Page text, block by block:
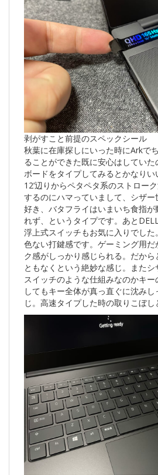
剥がすこと前提のスペックシール
秋葉に在庫探しにいった時にArkで
ることができた既に安心はしてい
ボードをタイプしてみるとかなり
12’辺りからペタペタ系のストロー
するのにハマっていまして、シザ
好き、バタフライはいまいち食指
れず、というタイプです。あと
浮上式スイッチもお気に入りでし
色ない打鍵感です。ゲーミング用
ク感がしっかり感じられる。だから
ともなくという絶妙な感じ。また
スイッチのような仕組みなのかキ
してもキー全体が真っ直ぐに沈み
じ。高速タイプした時の取りこぼし